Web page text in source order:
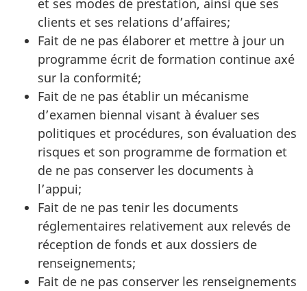
et ses modes de prestation, ainsi que ses
clients et ses relations d’affaires;
Fait de ne pas élaborer et mettre à jour un
programme écrit de formation continue axé
sur la conformité;
Fait de ne pas établir un mécanisme
d’examen biennal visant à évaluer ses
politiques et procédures, son évaluation des
risques et son programme de formation et
de ne pas conserver les documents à
l’appui;
Fait de ne pas tenir les documents
réglementaires relativement aux relevés de
réception de fonds et aux dossiers de
renseignements;
Fait de ne pas conserver les renseignements